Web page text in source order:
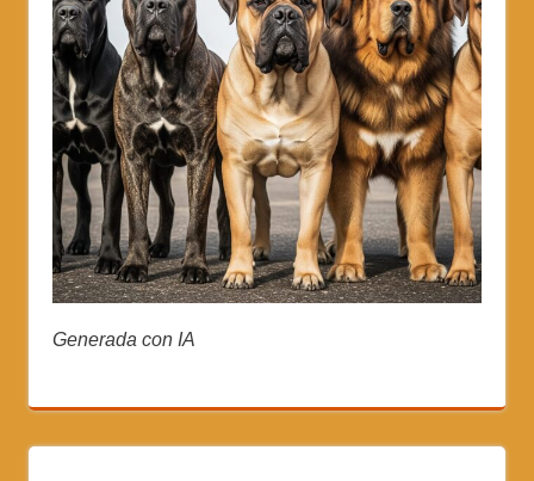
Generada con IA